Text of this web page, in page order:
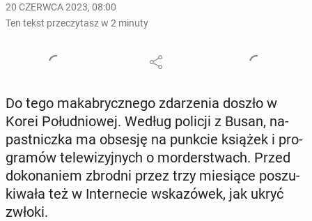
20 CZERWCA 2023, 08:00
Ten tekst przeczytasz w 2 minuty
Do tego ma­ka­brycz­ne­go zda­rze­nia doszło w
Korei Po­łu­dnio­wej. Według policji z Busan, na­
past­nicz­ka ma obsesję na punkcie książek i pro­
gra­mów te­le­wi­zyj­nych o mor­der­stwach. Przed
do­ko­na­niem zbrodni przez trzy mie­sią­ce po­szu­
ki­wa­ła też w In­ter­ne­cie wska­zó­wek, jak ukryć
zwłoki.